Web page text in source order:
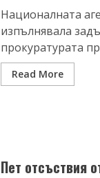
Националната
изпълнявала
прокуратурата
Read More
Пет отсъствия